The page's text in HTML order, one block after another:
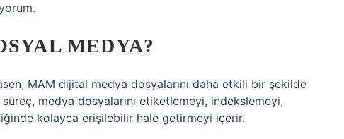
MEDYA?
MAM dijital medya dosyalarını daha etkili bir şekilde
medya dosyalarını etiketlemeyi, indekslemeyi,
kolayca erişilebilir hale getirmeyi içerir.